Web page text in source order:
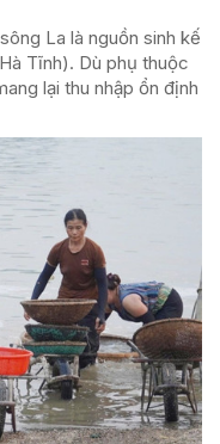
La là nguồn sinh kế
Tĩnh). Dù phụ thuộc
lại thu nhập ổn định